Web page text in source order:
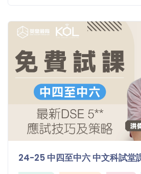
24-25 中四至中六 中文科試堂